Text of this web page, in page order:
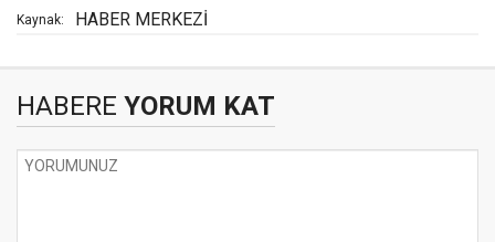
Kaynak: HABER MERKEZİ
HABERE YORUM KAT